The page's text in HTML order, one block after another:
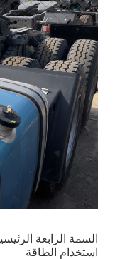
السمة الرابعة
استخدام الطاقة